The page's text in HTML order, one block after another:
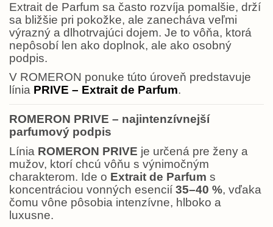
Extrait de Parfum sa často rozvíja pomalšie, drží
sa bližšie pri pokožke, ale zanecháva veľmi
výrazný a dlhotrvajúci dojem. Je to vôňa, ktorá
nepôsobí len ako doplnok, ale ako osobný
podpis.
V ROMERON ponuke túto úroveň predstavuje
línia PRIVE – Extrait de Parfum.
ROMERON PRIVE – najintenzívnejší
parfumový podpis
Línia ROMERON PRIVE je určená pre ženy a
mužov, ktorí chcú vôňu s výnimočným
charakterom. Ide o Extrait de Parfum s
koncentráciou vonných esencií 35–40 %, vďaka
čomu vône pôsobia intenzívne, hlboko a
luxusne.